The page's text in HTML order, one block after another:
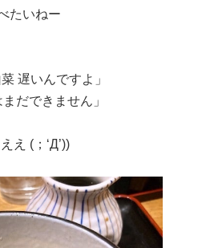
たいねー
遅いんですよ」
まだできません」
え (；‘Д’))